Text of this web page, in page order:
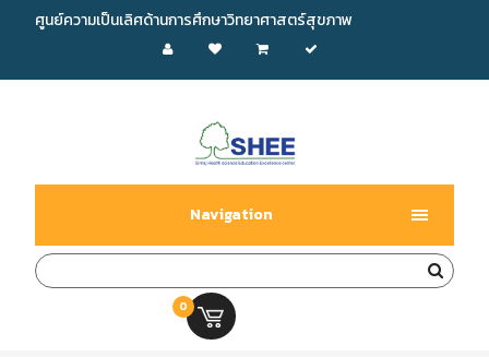
ศูนย์ความเป็นเลิศด้านการศึกษาวิทยาศาสตร์สุขภาพ
Navigation
0